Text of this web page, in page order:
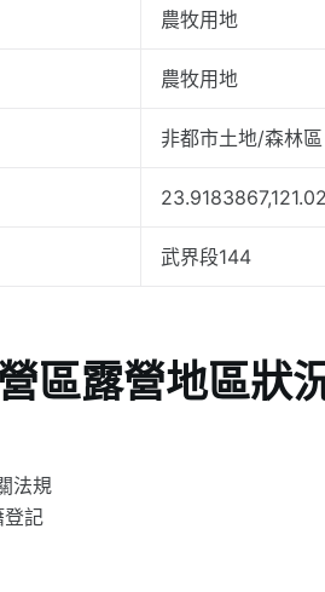
農牧用地
農牧用地
非都市土地/森林區
武界段144
區露營地區狀
法規
登記